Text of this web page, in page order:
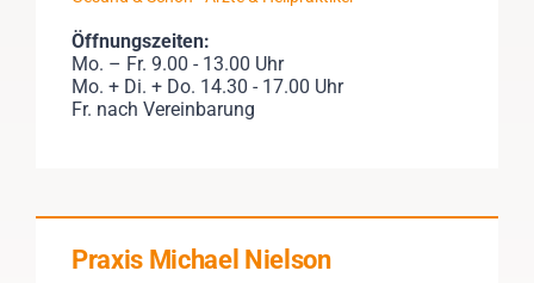
Öffnungszeiten:
Mo. – Fr. 9.00 - 13.00 Uhr
Mo. + Di. + Do. 14.30 - 17.00 Uhr
Fr. nach Vereinbarung
Praxis Michael Nielson